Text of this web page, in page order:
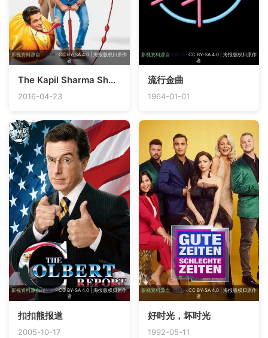
影视资料源自TMDB · CC BY-SA 4.0 | 海报版权归原作
者
The Kapil Sharma Show
2016-04-23
影视资料源自 TMDB· CC BY-SA 4.0 | 海报版权归原作
者
流行金曲
1964-01-01
影视资料源自TMDB· CC BY-SA 4.0 | 海报版权归原作
者
扣扣熊报道
2005-10-17
影视资料源自 TMDB· CC BY-SA 4.0 | 海报版权归原作
者
好时光，坏时光
1992-05-11